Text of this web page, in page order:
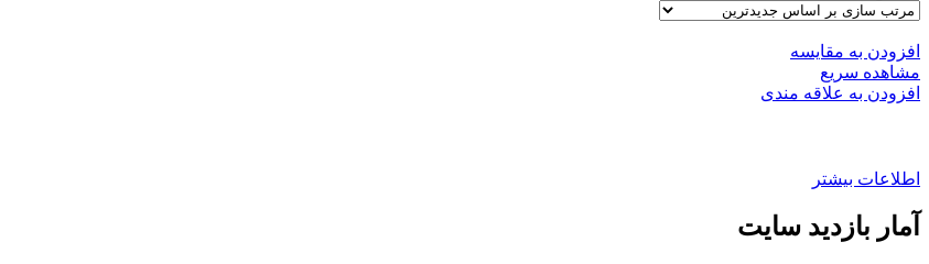
افزودن به مقایسه
مشاهده سریع
افزودن به علاقه مندی
اطلاعات بیشتر
آمار بازدید سایت